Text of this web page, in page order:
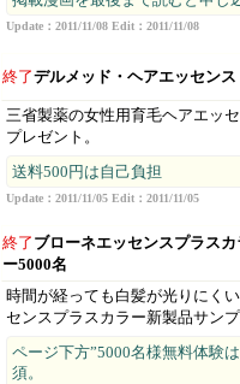
Update：2011/11/08 Edit：2011/11/08
終了デルメッド・ヘアエッセンス
三省製薬の女性用育毛ヘアエッ
プレゼント。
送料500円は自己負担
Update：2011/11/05 Edit：2011/11/05
終了 ブローネエッセンスプラスカ
ー5000名
時間が経っても白髪が光りにく
センスプラスカラー新製品サン
ページ下方”5000名様無料体験
須。